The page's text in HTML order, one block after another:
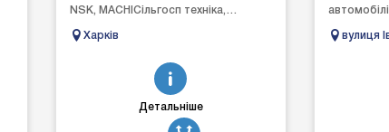
NSK, MACHIСільгосп техніка,
грунтообробки борони диски
Харків
Детальніше
вулиця